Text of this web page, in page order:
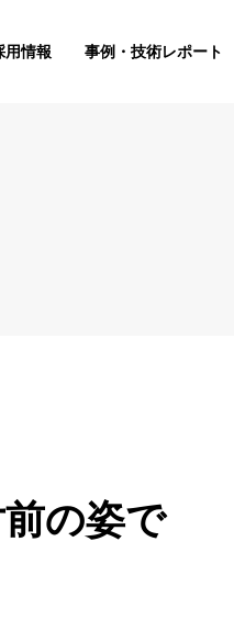
用情報 事例・技術レポート
の姿で